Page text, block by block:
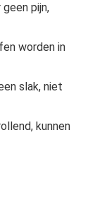
pijn,
worden in
slak, niet
kunnen